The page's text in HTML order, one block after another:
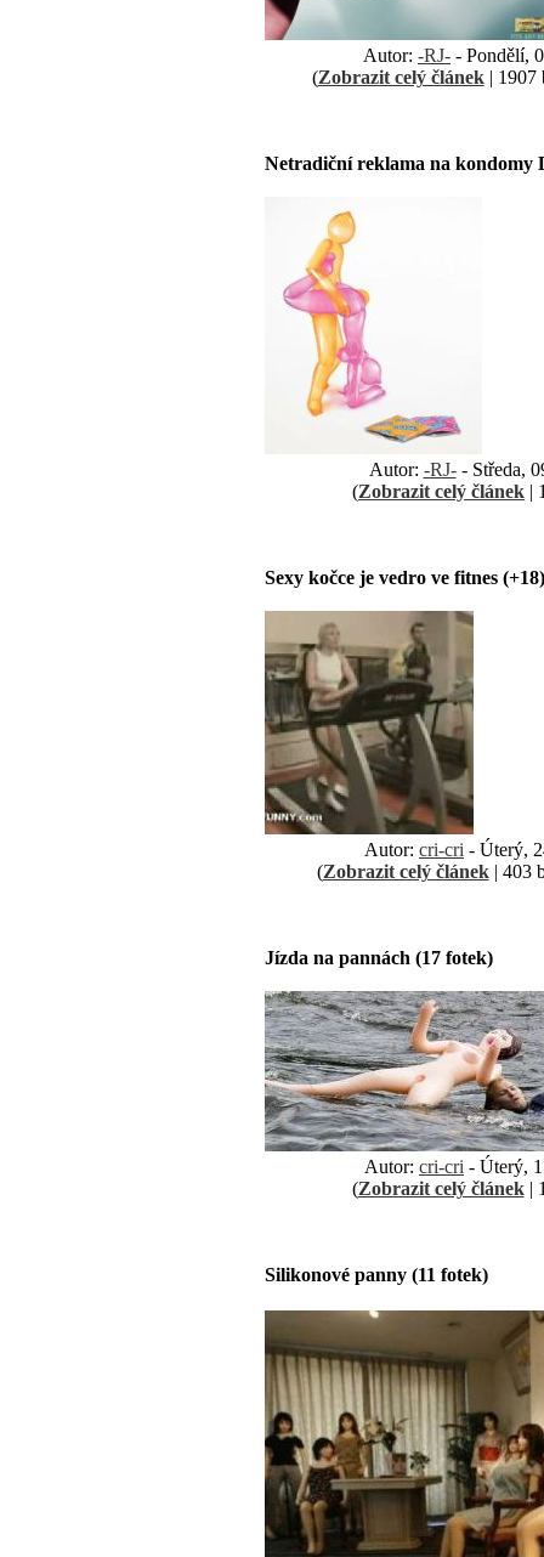
Autor: -RJ- - Pondělí,
(Zobrazit celý článek| 1907
Netradiční reklama na kondomy
Autor: -RJ-- Středa,
(Zobrazit celý článek |
Sexy kočce je vedro ve fitnes (+18)
Autor: cri-cri - Úterý,
(Zobrazit celý článek| 403
Jízda na pannách (17 fotek)
Autor: cri-cri - Úterý,
(Zobrazit celý článek|
Silikonové panny (11 fotek)